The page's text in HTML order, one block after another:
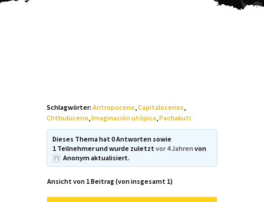
Schlagwörter: Antropoceno,Capitalocenos,
Chthuluceno,Imaginación utópica,Pachakuti
Dieses Thema hat 0 Antworten sowie
1 Teilnehmer und wurde zuletztvor 4 Jahren von
Anonymaktualisiert.
Ansicht von 1 Beitrag (von insgesamt 1)